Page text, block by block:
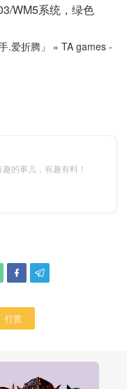
WM5系统，绿色
.爱折腾」 » TA games -
的事儿，有趣有料！
 
打赏